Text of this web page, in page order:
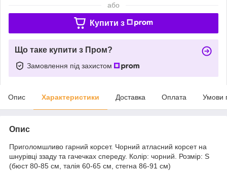
або
Купити з
Що таке купити з Пром?
Замовлення під захистом
Опис Характеристики Доставка Оплата Умови
Опис
Приголомшливо гарний корсет. Чорний атласний корсет на
шнурівці ззаду та гачечках спереду. Колір: чорний. Розмір: S
(бюст 80-85 см, талія 60-65 см, стегна 86-91 см)